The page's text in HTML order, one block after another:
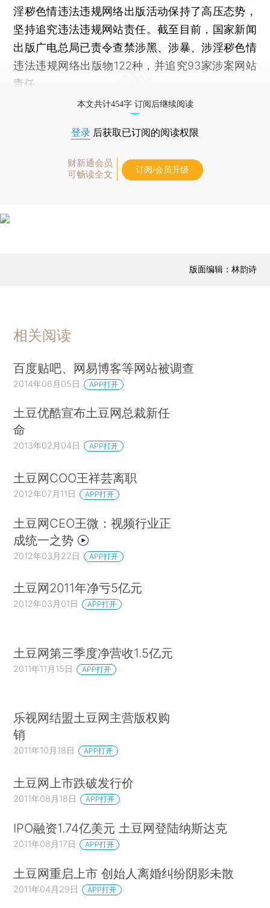
淫秽色情违法违规网络出版活动保持了高压态势，
坚持追究违法违规网站责任。截至目前，国家新闻
出版广电总局已责令查禁涉黑、涉暴、涉淫秽色情
违法违规网络出版物122种，并追究93家涉案网站
责任。
本文共计454字 订阅后继续阅读
登录 后获取已订阅的阅读权限
财新通会员
可畅读全文
订阅/会员升级
版面编辑：林韵诗
相关阅读
百度贴吧、网易博客等网站被调查
2014年06月05日 APP打开
土豆优酷宣布土豆网总裁新任
命
2013年02月04日 APP打开
土豆网COO王祥芸离职
2012年07月11日 APP打开
土豆网CEO王微：视频行业正
成统一之势
2012年03月22日 APP打开
土豆网2011年净亏5亿元
2012年03月01日 APP打开
土豆网第三季度净营收1.5亿元
2011年11月15日 APP打开
乐视网结盟土豆网主营版权购
销
2011年10月18日 APP打开
土豆网上市跌破发行价
2011年08月18日 APP打开
IPO融资1.74亿美元 土豆网登陆纳斯达克
2011年08月17日 APP打开
土豆网重启上市 创始人离婚纠纷阴影未散
2011年04月29日 APP打开